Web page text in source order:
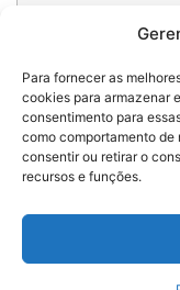
Para fornecer as
cookies para armazenar
consentimento para
como comportamento de
consentir ou retirar o
recursos e funções.